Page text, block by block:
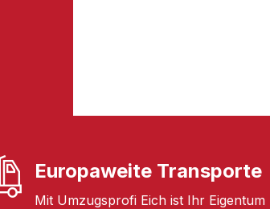
Europaweite Transporte
Mit Umzugsprofi Eich ist Ihr Eigentum